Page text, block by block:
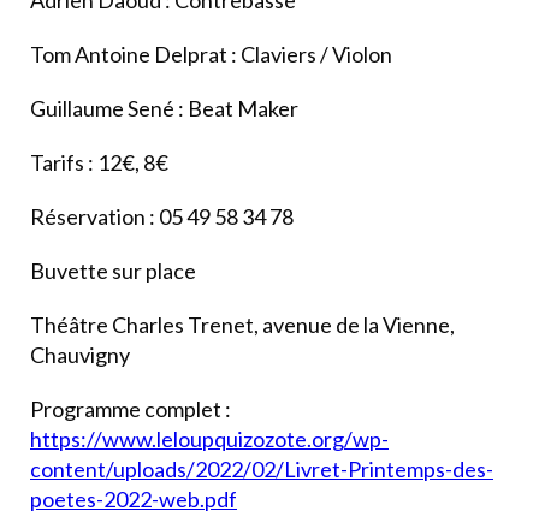
Tom Antoine Delprat : Claviers / Violon
Guillaume Sené : Beat Maker
Tarifs : 12€, 8€
Réservation : 05 49 58 34 78
Buvette sur place
Théâtre Charles Trenet, avenue de la Vienne,
Chauvigny
Programme complet :
https://www.leloupquizozote.org/wp-
content/uploads/2022/02/Livret-Printemps-des-
poetes-2022-web.pdf